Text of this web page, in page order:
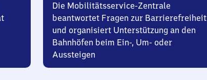
Die Mobilitätsservice-Zentrale
beantwortet Fragen zur Barrierefreiheit
und organisiert Unterstützung an den
Bahnhöfen beim Ein-, Um- oder
Aussteigen